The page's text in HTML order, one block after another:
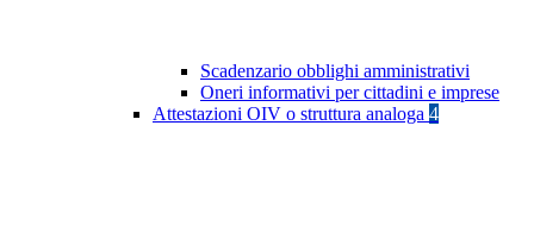
Scadenzario obblighi amministrativi
Oneri informativi per cittadini e imprese
Attestazioni OIV o struttura analoga 4